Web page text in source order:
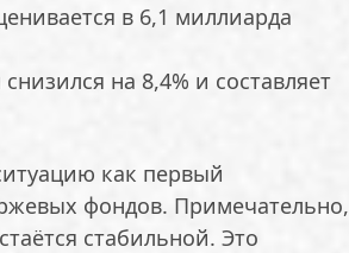
в 6,1 миллиарда
на 8,4% и составляет
как первый
фондов. Примечательно,
стабильной. Это